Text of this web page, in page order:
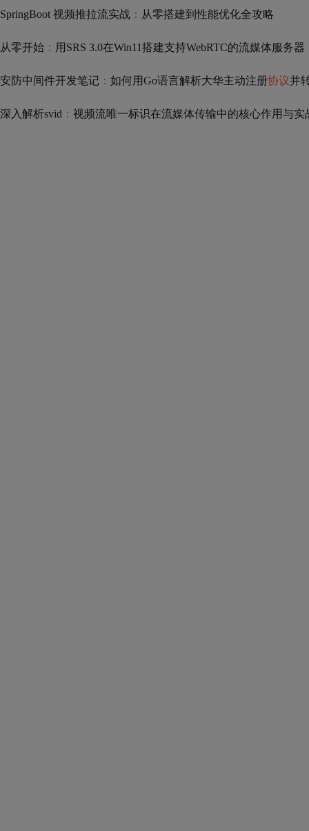
SpringBoot 视频推拉流实战 ： 从零搭建到性能优化全攻略
从零开始 ： 用SRS 3.0在Win11搭建支持WebRTC的流媒体服务
安防中间件开发笔记 ： 如何用Go语言解析大华主动注册协议并
深入解析svid ： 视频流唯一标识在流媒体传输中的核心作用与实